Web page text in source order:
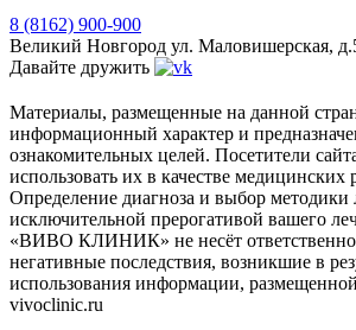
8 (8162) 900-900
Великий Новгород ул. Маловишерская,
Давайте дружить
Материалы, размещенные на данной
информационный характер и
ознакомительных целей. Посетители
использовать их в качестве медицинских
Определение диагноза и выбор методики
исключительной прерогативой вашего
«ВИВО КЛИНИК» не несёт
негативные последствия, возникшие в
использования информации,
vivoclinic.ru